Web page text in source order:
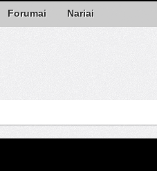
Forumai Nariai